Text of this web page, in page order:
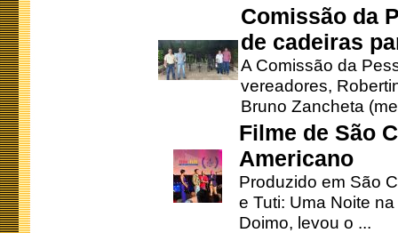
Comissão da
de cadeiras
A Comissão da
vereadores,
Bruno Zancheta
Filme de São
Americano
Produzido em São
e Tuti: Uma Noite
Doimo, levou o ...